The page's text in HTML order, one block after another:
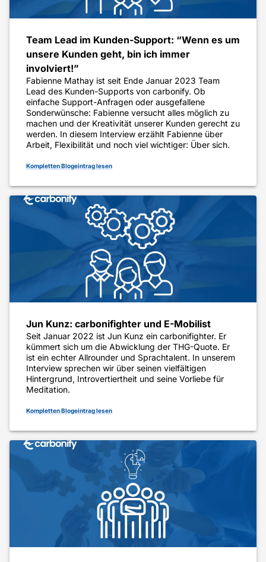
Team Lead im Kunden-Support: “Wenn es um
unsere Kunden geht, bin ich immer
involviert!”
Fabienne Mathay ist seit Ende Januar 2023 Team
Lead des Kunden-Supports von carbonify. Ob
einfache Support-Anfragen oder ausgefallene
Sonderwünsche: Fabienne versucht alles möglich zu
machen und der Kreativität unserer Kunden gerecht zu
werden. In diesem Interview erzählt Fabienne über
Arbeit, Flexibilität und noch viel wichtiger: Über sich.
Kompletten Blogeintrag lesen
Jun Kunz: carbonifighter und E-Mobilist
Seit Januar 2022 ist Jun Kunz ein carbonifighter. Er
kümmert sich um die Abwicklung der THG-Quote. Er
ist ein echter Allrounder und Sprachtalent. In unserem
Interview sprechen wir über seinen vielfältigen
Hintergrund, Introvertiertheit und seine Vorliebe für
Meditation.
Kompletten Blogeintrag lesen